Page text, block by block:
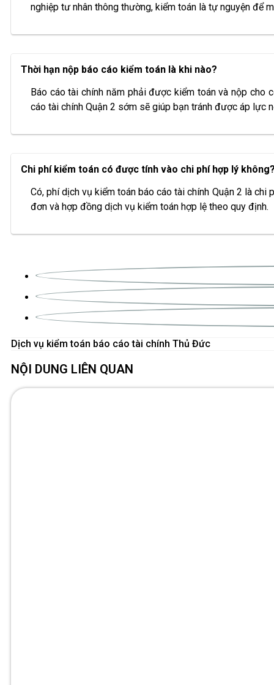
nghiệp tư nhân thông thường, kiểm toán là tự nguyện để
Thời hạn nộp báo cáo kiểm toán là khi nào?
Báo cáo tài chính năm phải được kiểm toán và nộp cho
cáo tài chính Quận 2 sớm sẽ giúp bạn tránh được áp lực
Chi phí kiểm toán có được tính vào chi phí hợp lý
Có, phí dịch vụ kiểm toán báo cáo tài chính Quận 2 là
đơn và hợp đồng dịch vụ kiểm toán hợp lệ theo quy định.
Dịch vụ kiểm toán báo cáo tài chính Thủ Đức
NỘI DUNG LIÊN QUAN